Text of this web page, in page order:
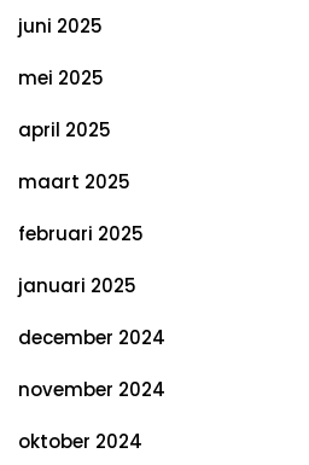
juni 2025
mei 2025
april 2025
maart 2025
februari 2025
januari 2025
december 2024
november 2024
oktober 2024